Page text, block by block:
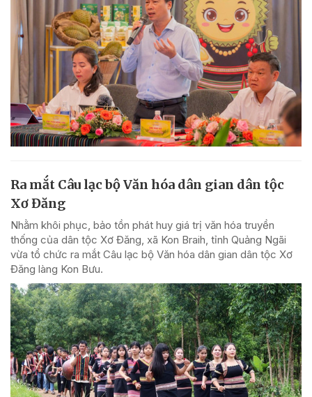
Ra mắt Câu lạc bộ Văn hóa dân gian dân tộc
Xơ Đăng
Nhằm khôi phục, bảo tồn phát huy giá trị văn hóa truyền
thống của dân tộc Xơ Đăng, xã Kon Braih, tỉnh Quảng Ngãi
vừa tổ chức ra mắt Câu lạc bộ Văn hóa dân gian dân tộc Xơ
Đăng làng Kon Bưu.